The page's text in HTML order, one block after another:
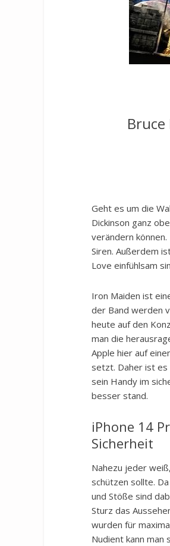
Geht es um die
Dickinson ganz
verändern
Siren. Außerdem
Love einfühlsam
Iron Maiden ist
der Band werden
heute auf den
man die
Apple hier auf
setzt. Daher ist es
sein Handy im
besser stand.
iPhone 14
Sicherheit
Nahezu jeder
schützen sollte.
und Stöße sind
Sturz das
wurden für
Nudient kann man